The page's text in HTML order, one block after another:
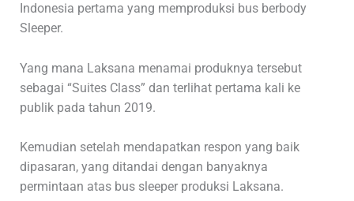
Indonesia pertama yang memproduksi bus berbody
Sleeper.
Yang mana Laksana menamai produknya tersebut
sebagai “Suites Class” dan terlihat pertama kali ke
publik pada tahun 2019.
Kemudian setelah mendapatkan respon yang baik
dipasaran, yang ditandai dengan banyaknya
permintaan atas bus sleeper produksi Laksana.